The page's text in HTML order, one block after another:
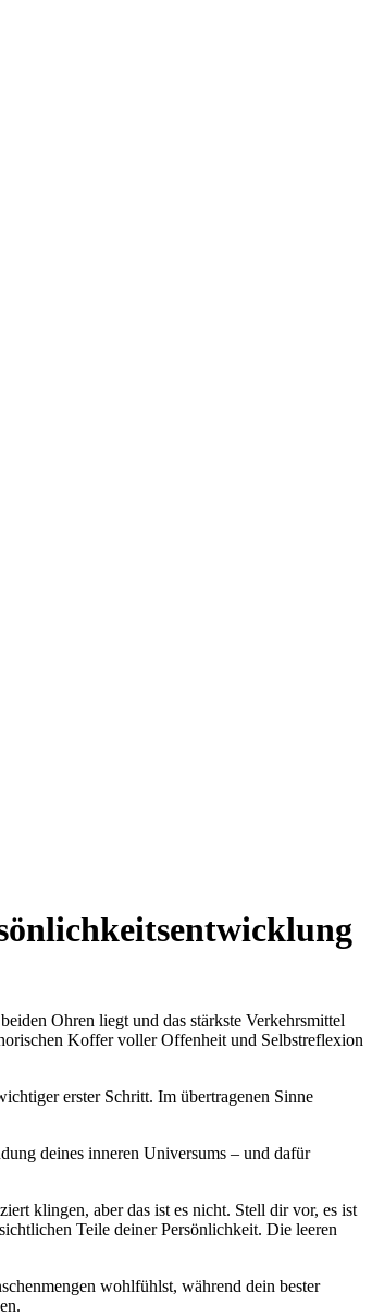
Ohren liegt und das stärkste Verkehrsmittel
Koffer voller Offenheit und Selbstreflexion
erster Schritt. Im übertragenen Sinne
deines inneren Universums – und dafür
klingen, aber das ist es nicht. Stell dir vor, es ist
Teile deiner Persönlichkeit. Die leeren
wohlfühlst, während dein bester